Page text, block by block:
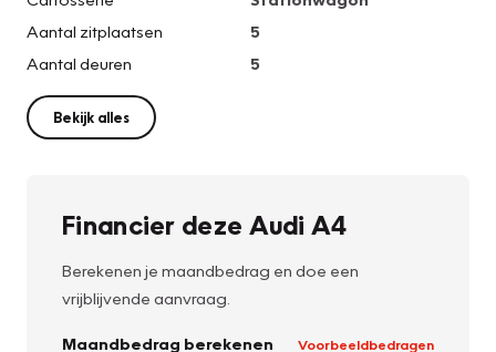
Aantal zitplaatsen
5
Aantal deuren
5
Bekijk alles
Financier deze Audi A4
Berekenen je maandbedrag en doe een
vrijblijvende aanvraag.
Maandbedrag berekenen Voorbeeldbedragen